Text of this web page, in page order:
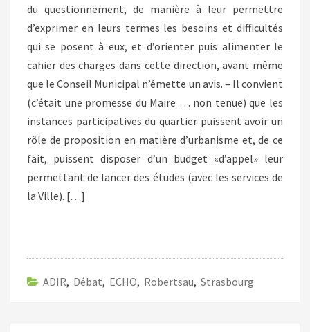
du questionnement, de manière à leur permettre
d’exprimer en leurs termes les besoins et difficultés
qui se posent à eux, et d’orienter puis alimenter le
cahier des charges dans cette direction, avant même
que le Conseil Municipal n’émette un avis. – Il convient
(c’était une promesse du Maire … non tenue) que les
instances participatives du quartier puissent avoir un
rôle de proposition en matière d’urbanisme et, de ce
fait, puissent disposer d’un budget «d’appel» leur
permettant de lancer des études (avec les services de
la Ville). […]
ADIR, Débat, ECHO, Robertsau, Strasbourg